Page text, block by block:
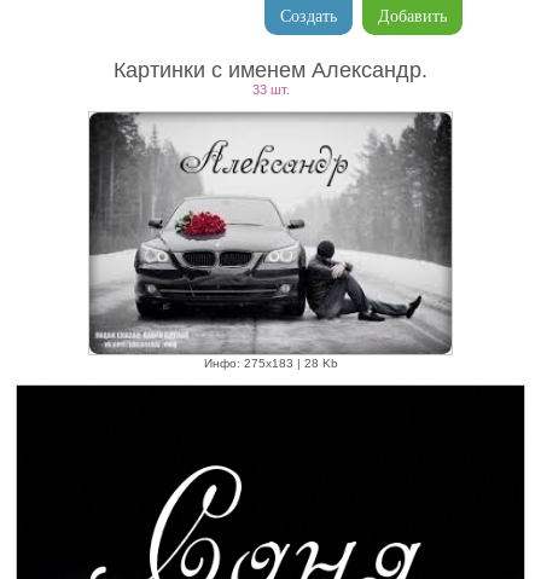
Добавить
Создать
Картинки с именем Александр.
33 шт.
Инфо: 275х183 | 28 Kb